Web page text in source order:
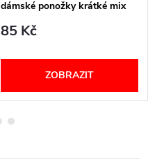
dámské ponožky krátké mix
85 Kč
ZOBRAZIT